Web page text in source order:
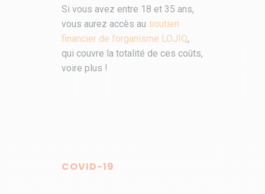
Si vous avez entre 18 et 35 ans,
vous aurez accès au soutien
financier de l’organisme LOJIQ,
qui couvre la totalité de ces coûts,
voire plus !
COVID-19